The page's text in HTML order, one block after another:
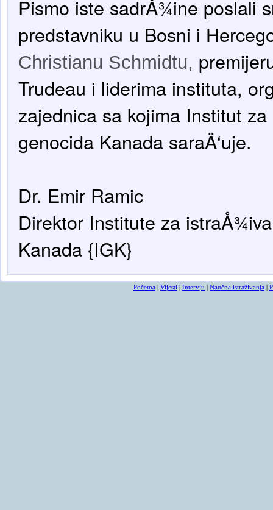
Pismo iste sadrÅ¾ine poslali
predstavniku u Bosni i
Christianu Schmidtu,
Trudeau i liderima instituta,
zajednica sa kojima Institut
genocida Kanada saraÄ‘uje.
Dr. Emir Ramic
Direktor Institute za
Kanada {IGK}
Početna | Vijesti | Intervju | Naučna istraživanja |